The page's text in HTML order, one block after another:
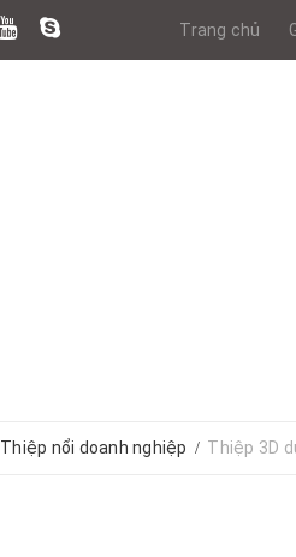
Trang chủ
Thiệp nổi doanh nghiệp / Thiệp 3D